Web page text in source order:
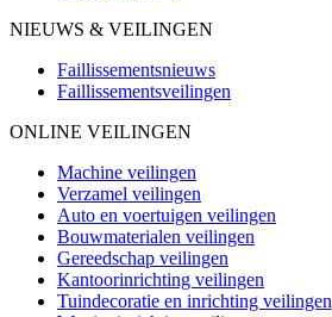
NIEUWS & VEILINGEN
Faillissementsnieuws
Faillissementsveilingen
ONLINE VEILINGEN
Machine veilingen
Verzamel veilingen
Auto en voertuigen veilingen
Bouwmaterialen veilingen
Gereedschap veilingen
Kantoorinrichting veilingen
Tuindecoratie en inrichting veilingen